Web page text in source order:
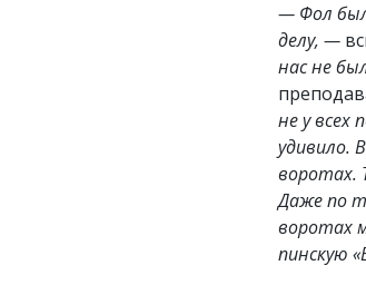
— Фол был
делу, —
нас не
не у всех
удивило.
воротах.
Даже по
воротах
пинскую